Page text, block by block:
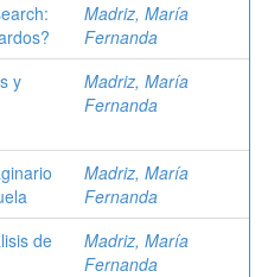
Madriz, María
Fernanda
y
Madriz, María
Fernanda
Madriz, María
Fernanda
de
Madriz, María
Fernanda